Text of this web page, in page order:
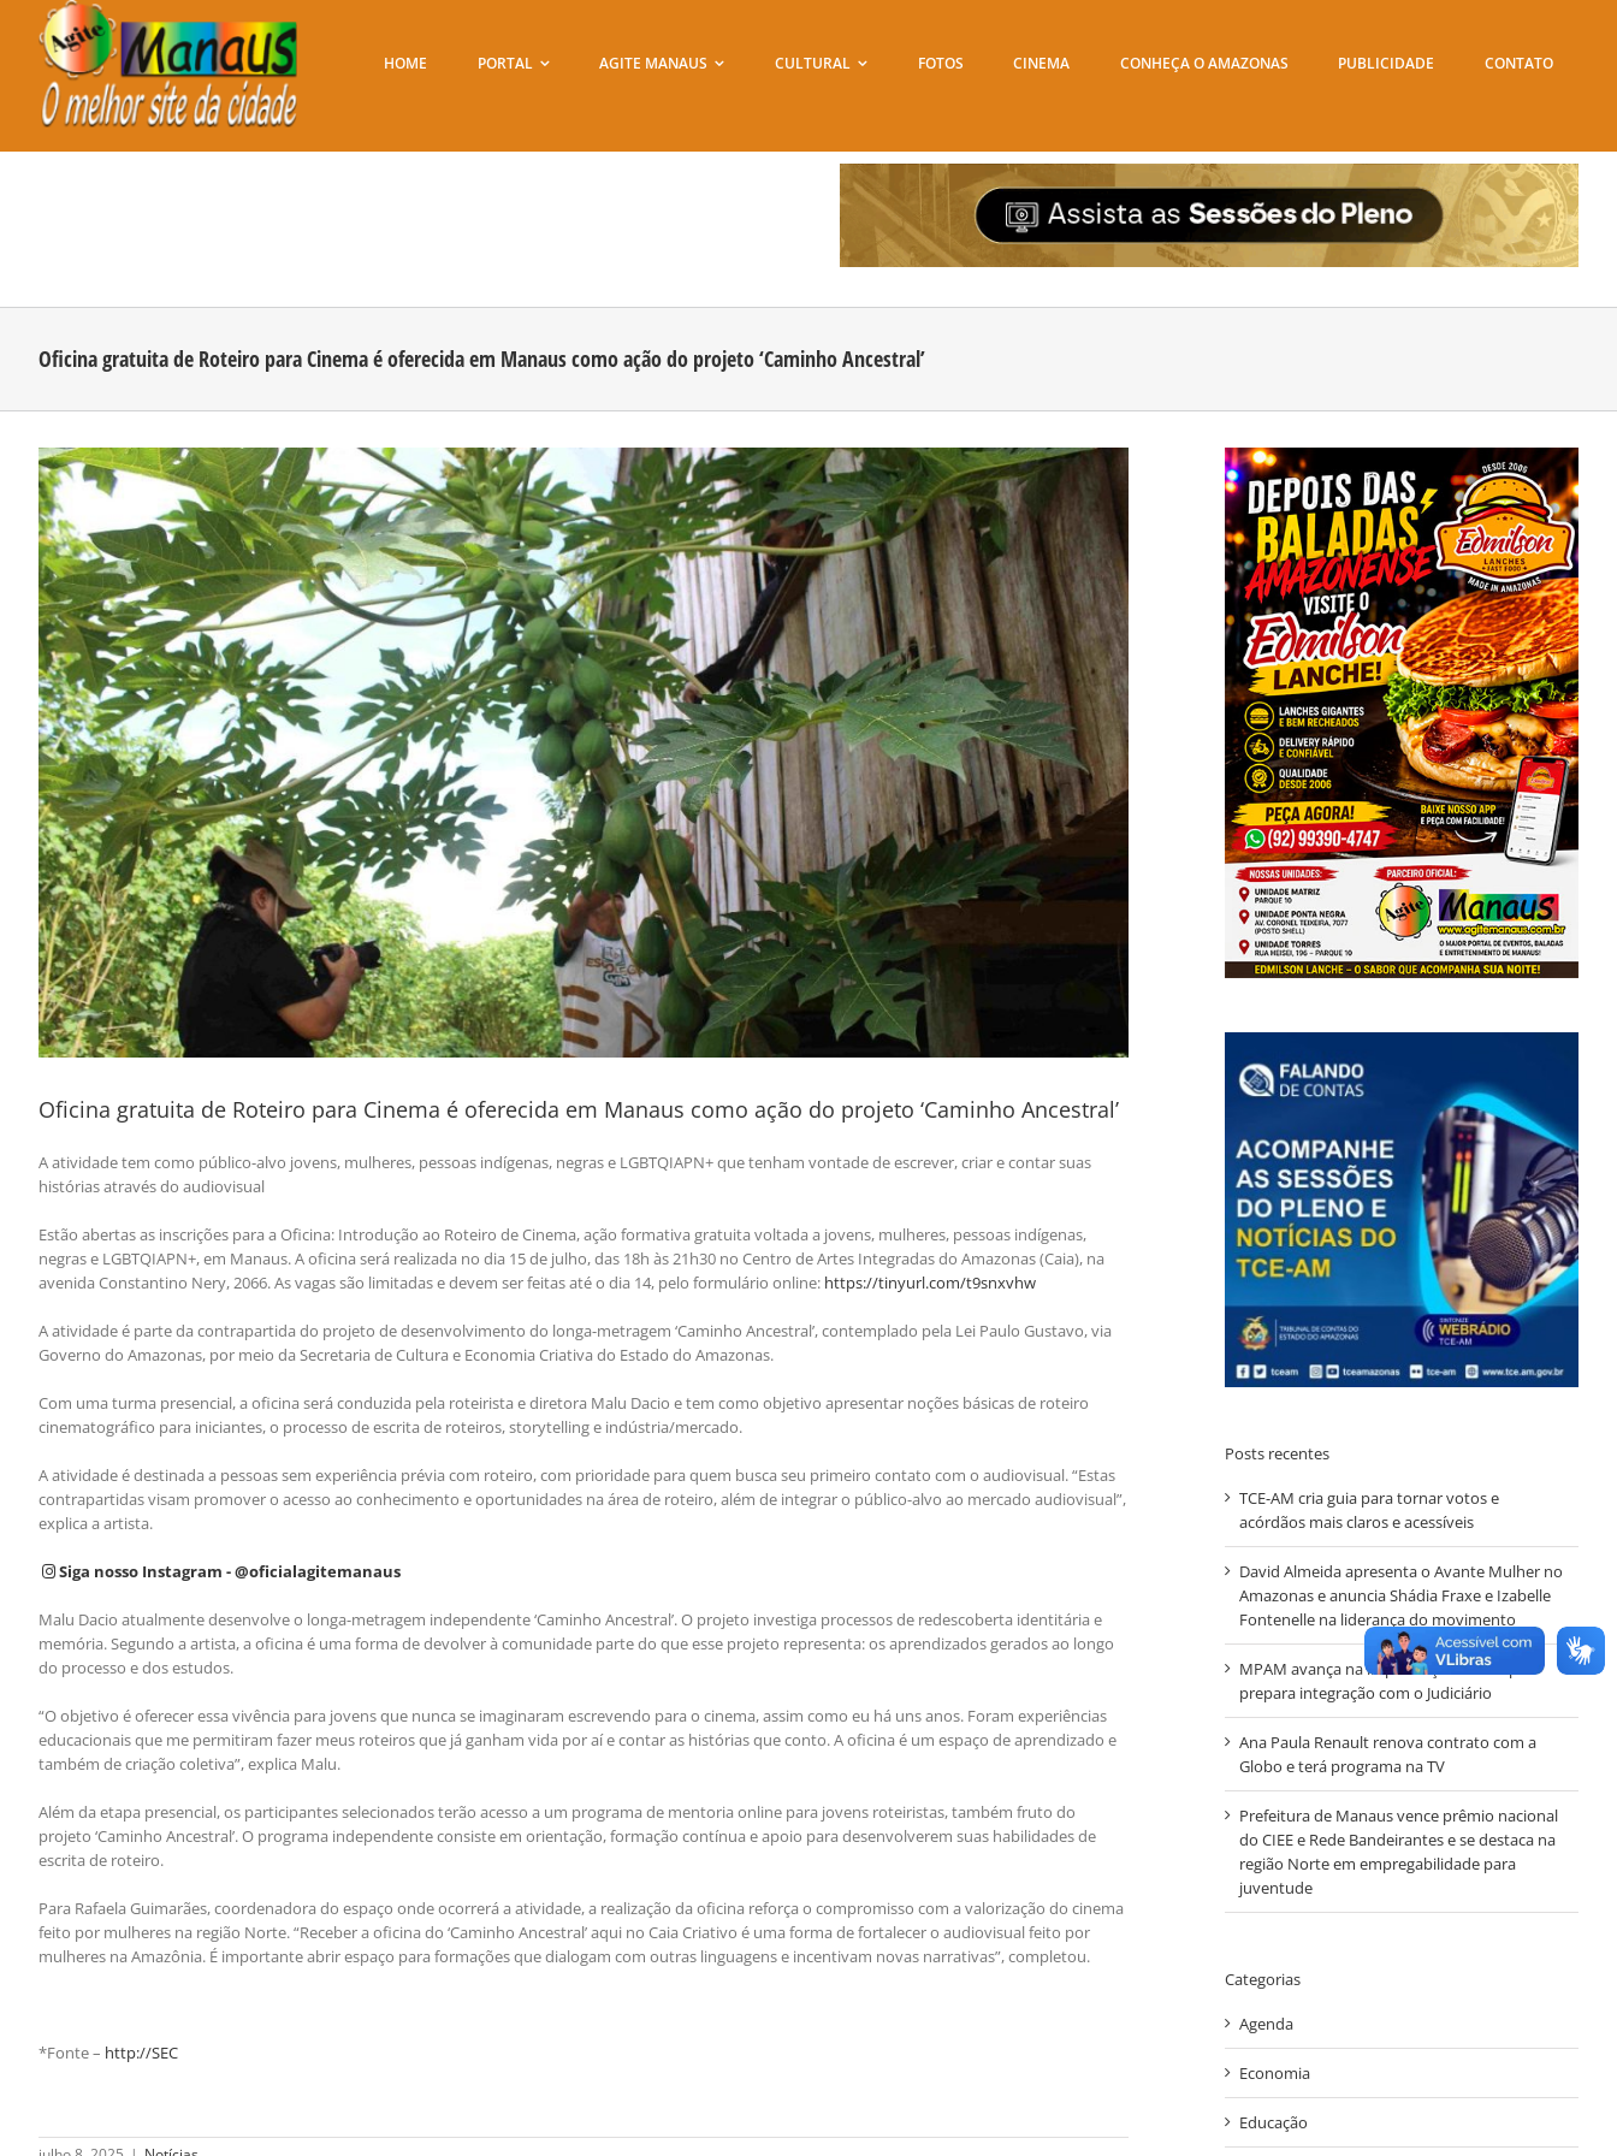
conteúdo
HOME PORTAL AGITE MANAUS CULTURAL FOTOS CINEMA CONHEÇA O AMAZONAS PUBLICIDADE CONTATO
Oficina gratuita de Roteiro para Cinema é oferecida em Manaus como ação do projeto ‘Caminho Ancestral’
View
Larger
Image
Oficina gratuita de Roteiro para Cinema é oferecida em Manaus como ação do projeto ‘Caminho Ancestral’
A atividade tem como público-alvo jovens, mulheres, pessoas indígenas, negras e LGBTQIAPN+ que tenham vontade de escrever, criar e contar suas
histórias através do audiovisual
Estão abertas as inscrições para a Oficina: Introdução ao Roteiro de Cinema, ação formativa gratuita voltada a jovens, mulheres, pessoas indígenas,
negras e LGBTQIAPN+, em Manaus. A oficina será realizada no dia 15 de julho, das 18h às 21h30 no Centro de Artes Integradas do Amazonas (Caia), na
avenida Constantino Nery, 2066. As vagas são limitadas e devem ser feitas até o dia 14, pelo formulário online: https://tinyurl.com/t9snxvhw
A atividade é parte da contrapartida do projeto de desenvolvimento do longa-metragem ‘Caminho Ancestral’, contemplado pela Lei Paulo Gustavo, via
Governo do Amazonas, por meio da Secretaria de Cultura e Economia Criativa do Estado do Amazonas.
Com uma turma presencial, a oficina será conduzida pela roteirista e diretora Malu Dacio e tem como objetivo apresentar noções básicas de roteiro
cinematográfico para iniciantes, o processo de escrita de roteiros, storytelling e indústria/mercado.
A atividade é destinada a pessoas sem experiência prévia com roteiro, com prioridade para quem busca seu primeiro contato com o audiovisual. “Estas
contrapartidas visam promover o acesso ao conhecimento e oportunidades na área de roteiro, além de integrar o público-alvo ao mercado audiovisual”,
explica a artista.
Siga nosso Instagram - @oficialagitemanaus
Malu Dacio atualmente desenvolve o longa-metragem independente ‘Caminho Ancestral’. O projeto investiga processos de redescoberta identitária e
memória. Segundo a artista, a oficina é uma forma de devolver à comunidade parte do que esse projeto representa: os aprendizados gerados ao longo
do processo e dos estudos.
“O objetivo é oferecer essa vivência para jovens que nunca se imaginaram escrevendo para o cinema, assim como eu há uns anos. Foram experiências
educacionais que me permitiram fazer meus roteiros que já ganham vida por aí e contar as histórias que conto. A oficina é um espaço de aprendizado e
também de criação coletiva”, explica Malu.
Além da etapa presencial, os participantes selecionados terão acesso a um programa de mentoria online para jovens roteiristas, também fruto do
projeto ‘Caminho Ancestral’. O programa independente consiste em orientação, formação contínua e apoio para desenvolverem suas habilidades de
escrita de roteiro.
Para Rafaela Guimarães, coordenadora do espaço onde ocorrerá a atividade, a realização da oficina reforça o compromisso com a valorização do cinema
feito por mulheres na região Norte. “Receber a oficina do ‘Caminho Ancestral’ aqui no Caia Criativo é uma forma de fortalecer o audiovisual feito por
mulheres na Amazônia. É importante abrir espaço para formações que dialogam com outras linguagens e incentivam novas narrativas”, completou.
*Fonte – http://SEC
Posts recentes
TCE-AM cria guia para tornar votos e
acórdãos mais claros e acessíveis
David Almeida apresenta o Avante Mulher no
Amazonas e anuncia Shádia Fraxe e Izabelle
Fontenelle na liderança do movimento
MPAM avança na implantação do Simp e
prepara integração com o Judiciário
Ana Paula Renault renova contrato com a
Globo e terá programa na TV
Prefeitura de Manaus vence prêmio nacional
do CIEE e Rede Bandeirantes e se destaca na
região Norte em empregabilidade para
juventude
Categorias
Agenda
Economia
Educação